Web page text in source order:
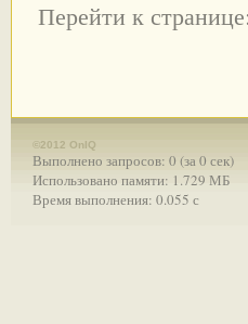
Перейти к странице:
©2012 OnIQ
Выполнено запросов: 0 (за 0 сек)
Использовано памяти: 1.729 МБ
Время выполнения: 0.055 с